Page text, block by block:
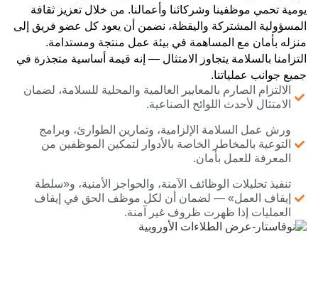
يومية تحمي موظفينا وشركائنا وأعمالنا. من خلال تعزيز ثقافة
المسؤولية المشتركة واليقظة، نضمن أن يعود كل عضو فريق إلى
منزله بأمان مع المساهمة في بيئة عمل منتجة ومستدامة.
التزامنا بالسلامة يتجاوز الامتثال — إنه قيمة أساسية متجذرة في
جميع جوانب عملياتنا.
الالتزام الصارم بالمعايير العالمية والمحلية للسلامة، لضمان
الامتثال لأحدث اللوائح الصناعية.
ورش عمل السلامة الإلزامية، وتمارين الطوارئ، وبرامج
التوعية بالمخاطر الخاصة بالأدوار لتمكين الموظفين من
المعرفة للعمل بأمان.
تنفيذ تحليلات الوظائف الآمنة، والحواجز الأمنية، و«سلطة
إيقاف العمل» — لضمان أن لكل موظف الحق في إيقاف
العمليات إذا ظهرت ظروف غير آمنة.